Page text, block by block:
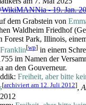
- 19. Jan.
dem Grabstein von
Waldheim Friedhof
Forest Park, Illinois,
[wp] in einem
im Namen der
an den Gouverneur.
Freiheit, aber bitte
[archiviert am 12. Juli 2012],